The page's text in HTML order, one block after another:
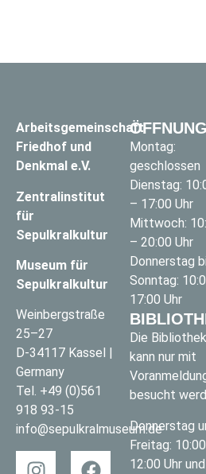
Arbeitsgemeinschaft
Friedhof und
Denkmal e.V.
Zentralinstitut
für
Sepulkralkultur
Museum für
Sepulkralkultur
Weinbergstraße
25–27
D-34117 Kassel |
Germany
Tel. +49 (0)561
918 93-15
info@sepulkralmuseum.de
Montag:
geschlossen
Dienstag:
– 17:00 Uhr
Mittwoch:
– 20:00 Uhr
Donnerstag
Sonntag:
17:00 Uhr
Die Bibliothek
kann nur mit
besucht
Donnerstag
Freitag:
12:00 Uhr und